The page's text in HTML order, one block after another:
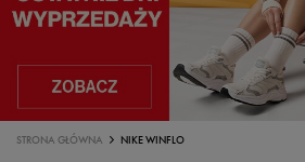
STRONA GŁÓWNA NIKE WINFLO